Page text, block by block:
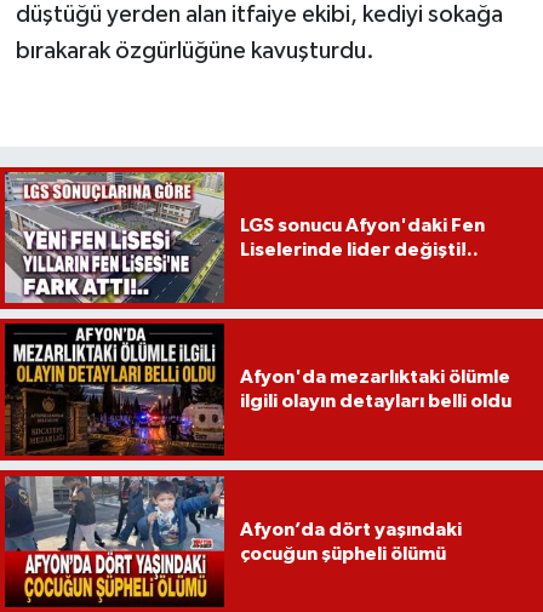
düştüğü yerden alan itfaiye ekibi, kediyi sokağa
bırakarak özgürlüğüne kavuşturdu.
LGS sonucu Afyon'daki Fen
Liselerinde lider değişti!..
Afyon'da mezarlıktaki ölümle
ilgili olayın detayları belli oldu
Afyon’da dört yaşındaki
çocuğun şüpheli ölümü